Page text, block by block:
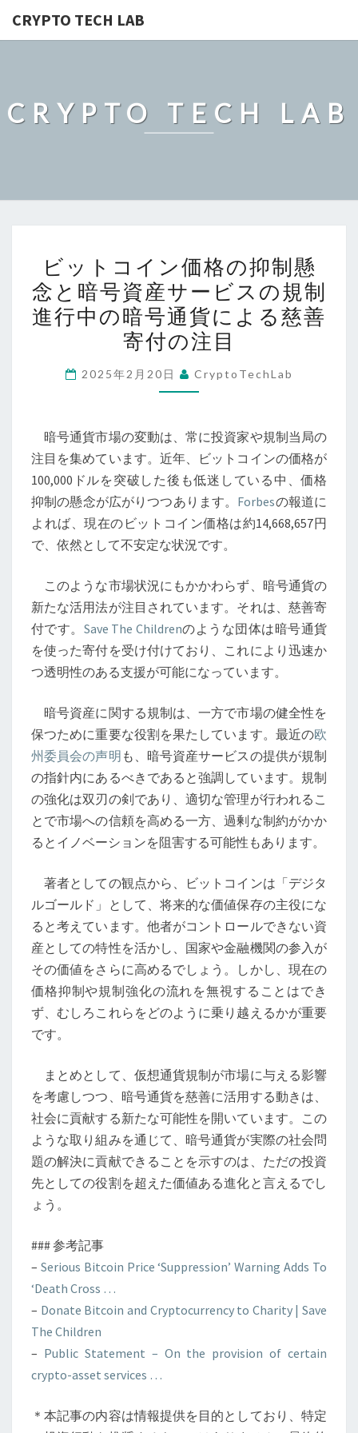
CRYPTO TECH LAB
CRYPTO TECH LAB
ッ
ト
コ
イ
ン
価
抑
制
懸
念
と
暗
資
産
サ
ー
ビ
の
規
制
進
行
中
の
号
通
貨
に
よ
る
寄
付
の
注
目
ビットコイン価格の抑制懸
念と暗号資産サービスの規制
進行中の暗号通貨による慈善
寄付の注目
2025年2月20日 CryptoTechLab
暗号通貨市場の変動は、常に投資家や規制当局の
注目を集めています。近年、ビットコインの価格が
100,000ドルを突破した後も低迷している中、価格
抑制の懸念が広がりつつあります。 Forbesの報道に
よれば、現在のビットコイン価格は約14,668,657円
で、依然として不安定な状況です。
このような市場状況にもかかわらず、暗号通貨の
新たな活用法が注目されています。それは、慈善寄
付です。 Save The Childrenのような団体は暗号通貨
を使った寄付を受け付けており、これにより迅速か
つ透明性のある支援が可能になっています。
暗号資産に関する規制は、一方で市場の健全性を
保つために重要な役割を果たしています。最近の欧
州委員会の声明 も、暗号資産サービスの提供が規制
の指針内にあるべきであると強調しています。規制
の強化は双刃の剣であり、適切な管理が行われるこ
とで市場への信頼を高める一方、過剰な制約がかか
るとイノベーションを阻害する可能性もあります。
著者としての観点から、ビットコインは「デジタ
ルゴールド」として、将来的な価値保存の主役にな
ると考えています。他者がコントロールできない資
産としての特性を活かし、国家や金融機関の参入が
その価値をさらに高めるでしょう。しかし、現在の
価格抑制や規制強化の流れを無視することはでき
ず、むしろこれらをどのように乗り越えるかが重要
です。
まとめとして、仮想通貨規制が市場に与える影響
を考慮しつつ、暗号通貨を慈善に活用する動きは、
社会に貢献する新たな可能性を開いています。この
ような取り組みを通じて、暗号通貨が実際の社会問
題の解決に貢献できることを示すのは、ただの投資
先としての役割を超えた価値ある進化と言えるでし
ょう。
### 参考記事
– Serious Bitcoin Price ‘Suppression’ Warning Adds To
‘Death Cross …
– Donate Bitcoin and Cryptocurrency to Charity | Save
The Children
– Public Statement – On the provision of certain
crypto-asset services …
＊本記事の内容は情報提供を目的としており、特定